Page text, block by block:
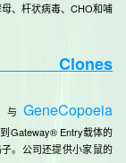
、杆状病毒、CHO和哺
Clones
与 GeneCopoeia
Gateway® Entry载体的
。公司还提供小家鼠的